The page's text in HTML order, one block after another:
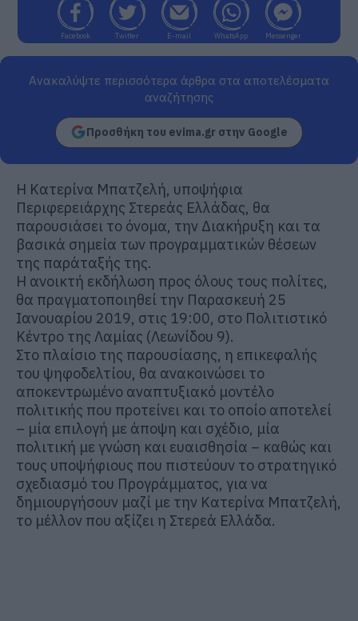
Facebook Twitter E-mail WhatsApp Messenger
Ανακαλύψτε περισσότερα άρθρα στα αποτελέσματα
αναζήτησης
Προσθήκη του evima.gr στην Google
H Κατερίνα Μπατζελή, υποψήφια
Περιφερειάρχης Στερεάς Ελλάδας, θα
παρουσιάσει το όνομα, την Διακήρυξη και τα
βασικά σημεία των προγραμματικών θέσεων
της παράταξής της.
Η ανοικτή εκδήλωση προς όλους τους πολίτες,
θα πραγματοποιηθεί την Παρασκευή 25
Ιανουαρίου 2019, στις 19:00, στο Πολιτιστικό
Κέντρο της Λαμίας (Λεωνίδου 9).
Στο πλαίσιο της παρουσίασης, η επικεφαλής
του ψηφοδελτίου, θα ανακοινώσει το
αποκεντρωμένο αναπτυξιακό μοντέλο
πολιτικής που προτείνει και το οποίο αποτελεί
– μία επιλογή με άποψη και σχέδιο, μία
πολιτική με γνώση και ευαισθησία – καθώς και
τους υποψήφιους που πιστεύουν το στρατηγικό
σχεδιασμό του Προγράμματος, για να
δημιουργήσουν μαζί με την Κατερίνα Μπατζελή,
το μέλλον που αξίζει η Στερεά Ελλάδα.